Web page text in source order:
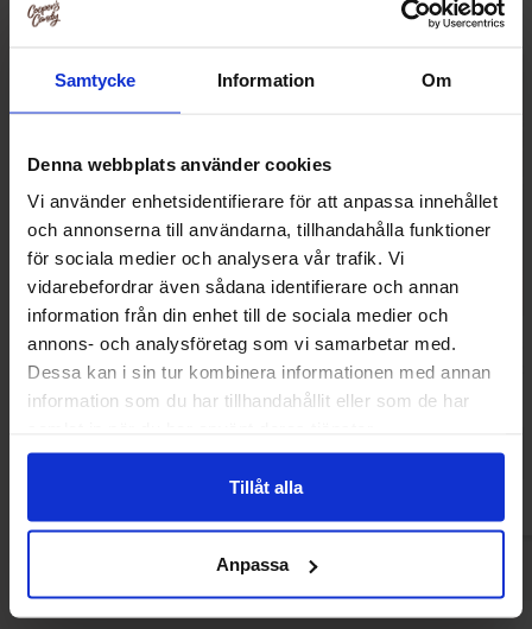
Samtycke Information Om
Denna webbplats använder cookies
Vi använder enhetsidentifierare för att anpassa innehållet
och annonserna till användarna, tillhandahålla funktioner
för sociala medier och analysera vår trafik. Vi
vidarebefordrar även sådana identifierare och annan
information från din enhet till de sociala medier och
annons- och analysföretag som vi samarbetar med.
Dessa kan i sin tur kombinera informationen med annan
information som du har tillhandahållit eller som de har
Tillåt alla
Anpassa
Cheetos Cheddar Cheese Jalapeno (JP)
70g
46.90 kr 29.90 kr
Kjøp
Stranger Things
Chocolate &
99.90 kr